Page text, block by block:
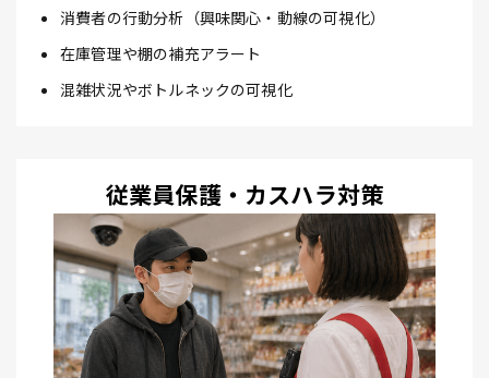
消費者の行動分析（興味関心・動線の可視化）
在庫管理や棚の補充アラート
混雑状況やボトルネックの可視化
従業員保護・カスハラ対策